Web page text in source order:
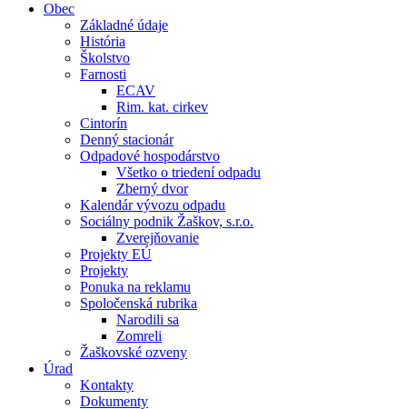
Obec
Základné údaje
História
Školstvo
Farnosti
ECAV
Rim. kat. cirkev
Cintorín
Denný stacionár
Odpadové hospodárstvo
Všetko o triedení odpadu
Zberný dvor
Kalendár vývozu odpadu
Sociálny podnik Žaškov, s.r.o.
Zverejňovanie
Projekty EÚ
Projekty
Ponuka na reklamu
Spoločenská rubrika
Narodili sa
Zomreli
Žaškovské ozveny
Úrad
Kontakty
Dokumenty